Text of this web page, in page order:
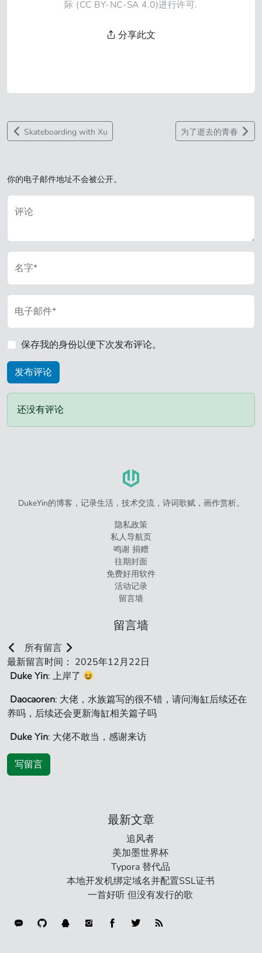
际 (CC BY-NC-SA 4.0)进行许可.
分享此文
Skateboarding with Xu 为了逝去的青春
你的电子邮件地址不会被公开。
评论
名字*
电子邮件*
保存我的身份以便下次发布评论。
还没有评论
DukeYin的博客，记录生活，技术交流，诗词歌赋，画作赏析。
隐私政策
私人导航页
鸣谢 捐赠
往期封面
免费好用软件
活动记录
留言墙
留言墙
所有留言
最新留言时间： 2025年12月22日
Duke Yin: 上岸了
Daocaoren: 大佬，水族篇写的很不错，请问海缸后续还在
养吗，后续还会更新海缸相关篇子吗
Duke Yin: 大佬不敢当，感谢来访
写留言
最新文章
追风者
美加墨世界杯
Typora 替代品
本地开发机绑定域名并配置SSL证书
一首好听 但没有发行的歌